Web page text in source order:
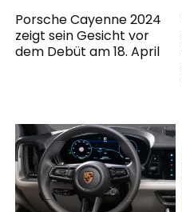
Porsche Cayenne 2024
zeigt sein Gesicht vor
dem Debüt am 18. April